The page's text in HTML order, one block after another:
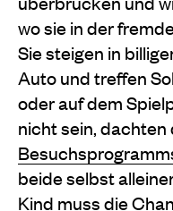
wo sie in der
Sie steigen in
Auto und treffen
oder auf dem
nicht sein,
beide selbst
Kind muss die